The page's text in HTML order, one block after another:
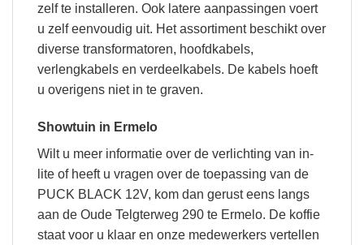
zelf te installeren. Ook latere aanpassingen voert
u zelf eenvoudig uit. Het assortiment beschikt over
diverse transformatoren, hoofdkabels,
verlengkabels en verdeelkabels. De kabels hoeft
u overigens niet in te graven.
Showtuin in Ermelo
Wilt u meer informatie over de verlichting van in-
lite of heeft u vragen over de toepassing van de
PUCK BLACK 12V, kom dan gerust eens langs
aan de Oude Telgterweg 290 te Ermelo. De koffie
staat voor u klaar en onze medewerkers vertellen